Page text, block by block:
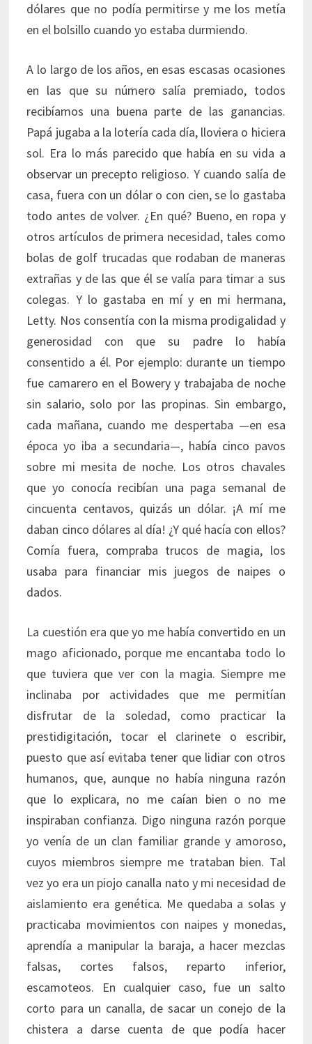
dólares que no podía permitirse y me los metía
en el bolsillo cuando yo estaba durmiendo.
A lo largo de los años, en esas escasas ocasiones
en las que su número salía premiado, todos
recibíamos una buena parte de las ganancias.
Papá jugaba a la lotería cada día, lloviera o hiciera
sol. Era lo más parecido que había en su vida a
observar un precepto religioso. Y cuando salía de
casa, fuera con un dólar o con cien, se lo gastaba
todo antes de volver. ¿En qué? Bueno, en ropa y
otros artículos de primera necesidad, tales como
bolas de golf trucadas que rodaban de maneras
extrañas y de las que él se valía para timar a sus
colegas. Y lo gastaba en mí y en mi hermana,
Letty. Nos consentía con la misma prodigalidad y
generosidad con que su padre lo había
consentido a él. Por ejemplo: durante un tiempo
fue camarero en el Bowery y trabajaba de noche
sin salario, solo por las propinas. Sin embargo,
cada mañana, cuando me despertaba —en esa
época yo iba a secundaria—, había cinco pavos
sobre mi mesita de noche. Los otros chavales
que yo conocía recibían una paga semanal de
cincuenta centavos, quizás un dólar. ¡A mí me
daban cinco dólares al día! ¿Y qué hacía con ellos?
Comía fuera, compraba trucos de magia, los
usaba para financiar mis juegos de naipes o
dados.
La cuestión era que yo me había convertido en un
mago aficionado, porque me encantaba todo lo
que tuviera que ver con la magia. Siempre me
inclinaba por actividades que me permitían
disfrutar de la soledad, como practicar la
prestidigitación, tocar el clarinete o escribir,
puesto que así evitaba tener que lidiar con otros
humanos, que, aunque no había ninguna razón
que lo explicara, no me caían bien o no me
inspiraban confianza. Digo ninguna razón porque
yo venía de un clan familiar grande y amoroso,
cuyos miembros siempre me trataban bien. Tal
vez yo era un piojo canalla nato y mi necesidad de
aislamiento era genética. Me quedaba a solas y
practicaba movimientos con naipes y monedas,
aprendía a manipular la baraja, a hacer mezclas
falsas, cortes falsos, reparto inferior,
escamoteos. En cualquier caso, fue un salto
corto para un canalla, de sacar un conejo de la
chistera a darse cuenta de que podía hacer